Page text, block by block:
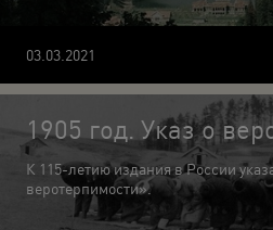
03.03.2021
1905 год. Указ о
К 115-летию издания в России
веротерпимости».